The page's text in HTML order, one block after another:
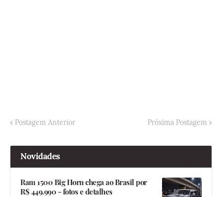
Postagem Anterior Próxima Postagem
Novidades
Ram 1500 Big Horn chega ao Brasil por
R$ 449.990 - fotos e detalhes